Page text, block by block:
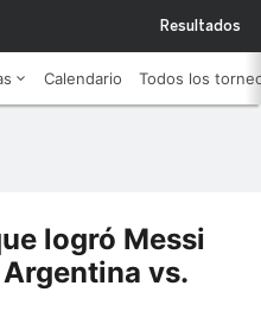
Resultados
Calendario Todos los
logró Messi
vs.